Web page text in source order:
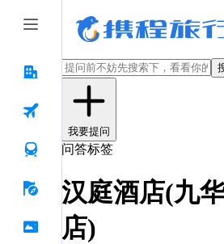
我要提问
问答标签
汉庭酒店(九
店)